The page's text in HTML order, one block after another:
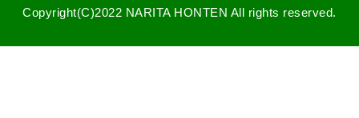
Copyright(C)2022 NARITA HONTEN All rights reserved.